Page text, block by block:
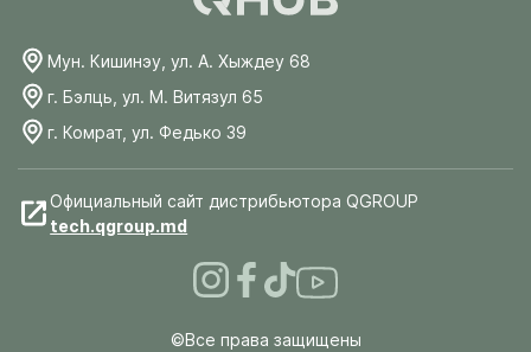
Мун. Кишинэу, ул. А. Хыждеу 68
г. Бэлць, ул. М. Витязул 65
г. Комрат, ул. Федько 39
Официальный сайт дистрибьютора QGROUP
tech.qgroup.md
©Все права защищены